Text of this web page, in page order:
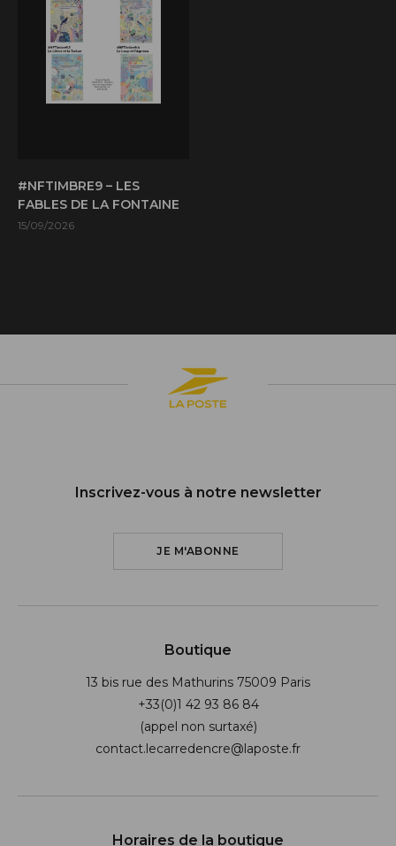
#NFTIMBRE9 – LES
FABLES DE LA FONTAINE
15/09/2026
Inscrivez-vous à notre newsletter
JE M'ABONNE
Boutique
13 bis rue des Mathurins 75009 Paris
+33(0)1 42 93 86 84
(appel non surtaxé)
contact.lecarredencre@laposte.fr
Horaires de la boutique